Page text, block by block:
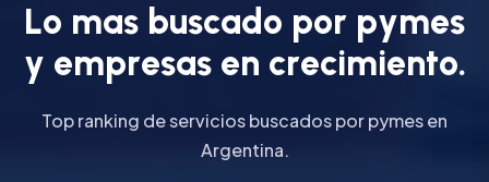
Lo mas buscado por pymes
y empresas en crecimiento.
Top ranking de servicios buscados por pymes en
Argentina.